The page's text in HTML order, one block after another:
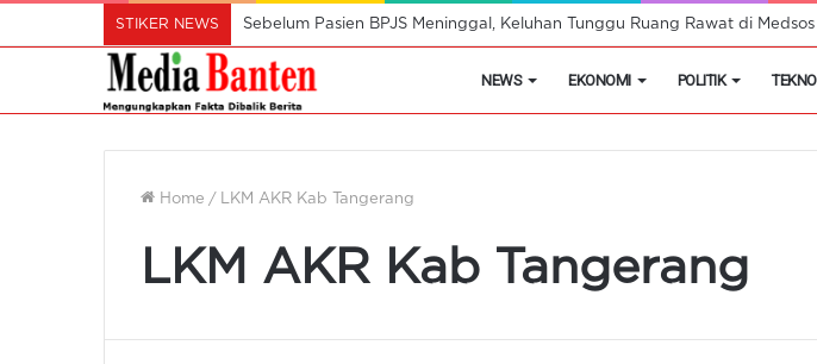
STIKER NEWS Sebelum Pasien BPJS Meninggal, Keluhan Tunggu Ruang Rawat di
NEWS EKONOMI POLITIK TEKNO
Home / LKM AKR Kab Tangerang
LKM AKR Kab Tangerang